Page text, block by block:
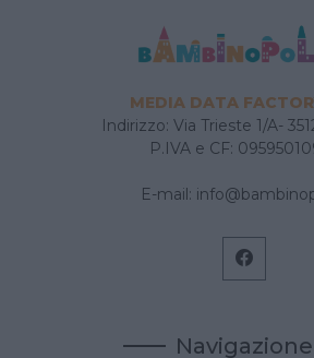
MEDIA DATA
Indirizzo: Via Trieste 1/A-
P.IVA e CF:
E-mail:
Navigazione